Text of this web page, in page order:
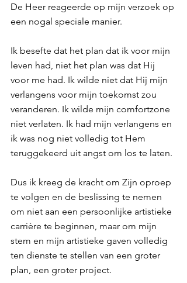
De Heer reageerde op mijn verzoek op
een nogal speciale manier.
Ik besefte dat het plan dat ik voor mijn
leven had, niet het plan was dat Hij
voor me had. Ik wilde niet dat Hij mijn
verlangens voor mijn toekomst zou
veranderen. Ik wilde mijn comfortzone
niet verlaten. Ik had mijn verlangens en
ik was nog niet volledig tot Hem
teruggekeerd uit angst om los te laten.
Dus ik kreeg de kracht om Zijn oproep
te volgen en de beslissing te nemen
om niet aan een persoonlijke artistieke
carrière te beginnen, maar om mijn
stem en mijn artistieke gaven volledig
ten dienste te stellen van een groter
plan, een groter project.